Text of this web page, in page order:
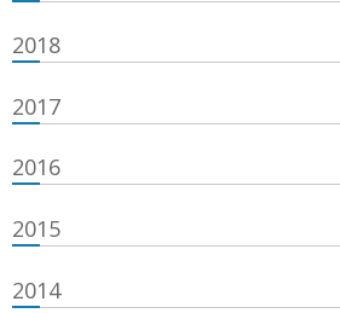
2018
2017
2016
2015
2014